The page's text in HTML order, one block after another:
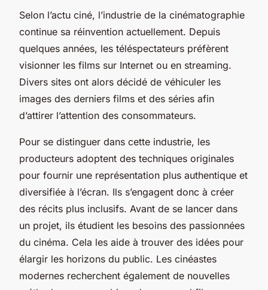
Selon l’actu ciné, l’industrie de la cinématographie
continue sa réinvention actuellement. Depuis
quelques années, les téléspectateurs préfèrent
visionner les films sur Internet ou en streaming.
Divers sites ont alors décidé de véhiculer les
images des derniers films et des séries afin
d’attirer l’attention des consommateurs.
Pour se distinguer dans cette industrie, les
producteurs adoptent des techniques originales
pour fournir une représentation plus authentique et
diversifiée à l’écran. Ils s’engagent donc à créer
des récits plus inclusifs. Avant de se lancer dans
un projet, ils étudient les besoins des passionnées
du cinéma. Cela les aide à trouver des idées pour
élargir les horizons du public. Les cinéastes
modernes recherchent également de nouvelles